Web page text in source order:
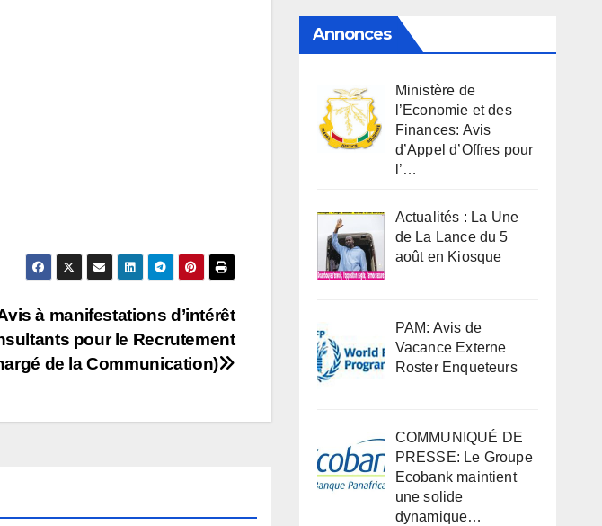
à manifestations d’intérêt
pour le Recrutement
de la Communication)
Annonces
Ministère de
l’Economie et des
Finances: Avis
d’Appel d’Offres pour
l’…
Actualités : La Une
de La Lance du 5
août en Kiosque
PAM: Avis de
Vacance Externe
Roster Enqueteurs
COMMUNIQUÉ DE
PRESSE: Le Groupe
Ecobank maintient
une solide
dynamique…